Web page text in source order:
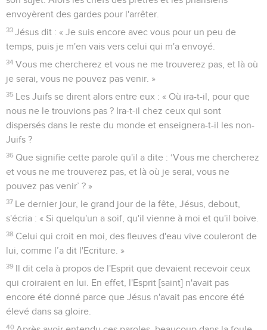
envoyèrent des gardes pour l'arrêter.
33 Jésus dit : « Je suis encore avec vous pour un peu de
temps, puis je m'en vais vers celui qui m'a envoyé.
34 Vous me chercherez et vous ne me trouverez pas, et là où
je serai, vous ne pouvez pas venir. »
35 Les Juifs se dirent alors entre eux : « Où ira-t-il, pour que
nous ne le trouvions pas ? Ira-t-il chez ceux qui sont
dispersés dans le reste du monde et enseignera-t-il les non-
Juifs ?
36 Que signifie cette parole qu'il a dite : ‘Vous me chercherez
et vous ne me trouverez pas, et là où je serai, vous ne
pouvez pas venir’ ? »
37 Le dernier jour, le grand jour de la fête, Jésus, debout,
s'écria : « Si quelqu'un a soif, qu'il vienne à moi et qu'il boive.
38 Celui qui croit en moi, des fleuves d'eau vive couleront de
lui, comme l’a dit l'Ecriture. »
39 Il dit cela à propos de l'Esprit que devaient recevoir ceux
qui croiraient en lui. En effet, l'Esprit [saint] n'avait pas
encore été donné parce que Jésus n'avait pas encore été
élevé dans sa gloire.
40